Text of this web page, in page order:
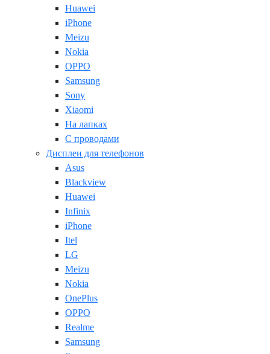
Huawei
iPhone
Meizu
Nokia
OPPO
Samsung
Sony
Xiaomi
На лапках
С проводами
Дисплеи для телефонов
Asus
Blackview
Huawei
Infinix
iPhone
Itel
LG
Meizu
Nokia
OnePlus
OPPO
Realme
Samsung